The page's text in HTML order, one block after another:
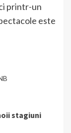
printr-un
este
stagiuni